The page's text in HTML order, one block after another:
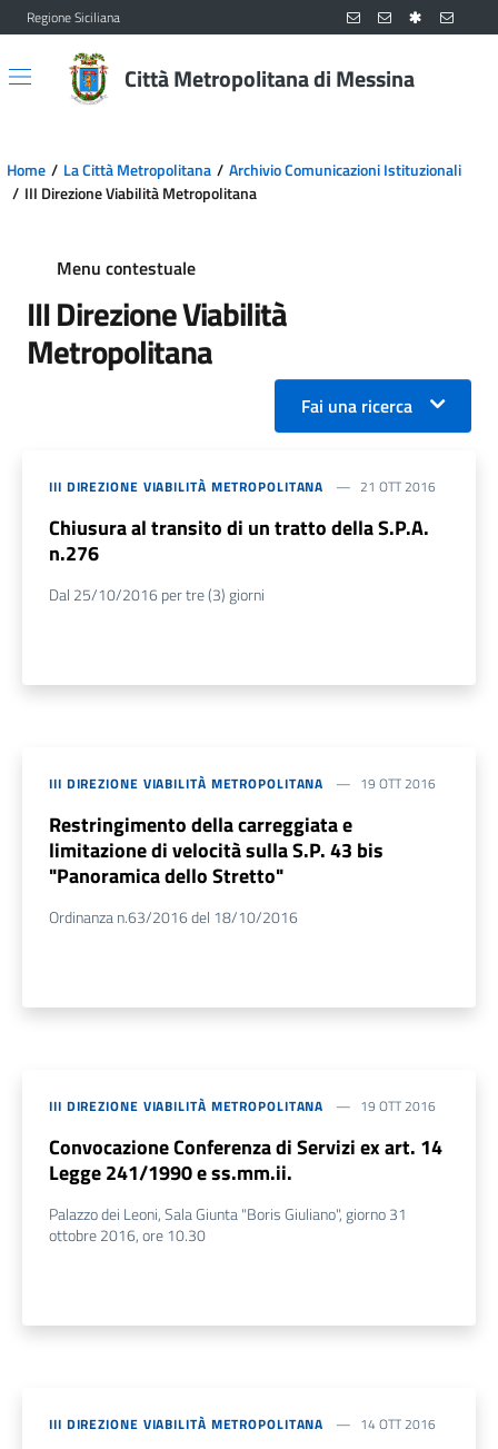
Vai al contenuto principale
Vai al menu principale
Regione Siciliana
Città Metropolitana di Messina
Home La Città Metropolitana
Archivio Comunicazioni Istituzionali
III Direzione Viabilità Metropolitana
Menu contestuale
III Direzione Viabilità
Metropolitana
Fai una ricerca
III DIREZIONE VIABILITÀ METROPOLITANA 21 OTT 2016
Chiusura al transito di un tratto della S.P.A.
n.276
Dal 25/10/2016 per tre (3) giorni
III DIREZIONE VIABILITÀ METROPOLITANA 19 OTT 2016
Restringimento della carreggiata e
limitazione di velocità sulla S.P. 43 bis
"Panoramica dello Stretto"
Ordinanza n.63/2016 del 18/10/2016
III DIREZIONE VIABILITÀ METROPOLITANA 19 OTT 2016
Convocazione Conferenza di Servizi ex art. 14
Legge 241/1990 e ss.mm.ii.
Palazzo dei Leoni, Sala Giunta "Boris Giuliano", giorno 31
ottobre 2016, ore 10.30
III DIREZIONE VIABILITÀ METROPOLITANA 14 OTT 2016